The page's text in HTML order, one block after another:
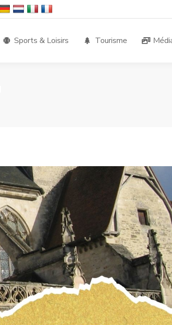
Sports & Loisirs Tourisme